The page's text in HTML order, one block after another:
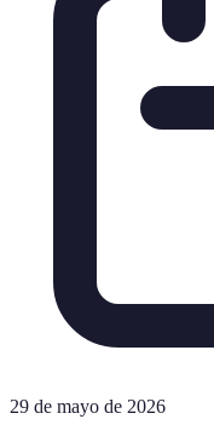
29 de mayo de 2026